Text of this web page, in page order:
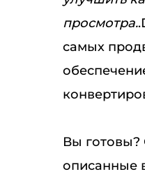
просмотра.
самых
Вы готовы?
описанные